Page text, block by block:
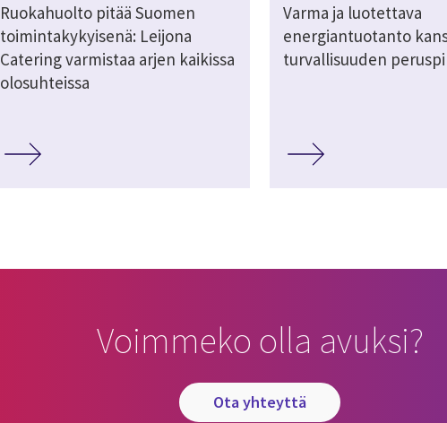
Ruokahuolto pitää Suomen
toimintakykyisenä: Leijona
Catering varmistaa arjen kaikissa
olosuhteissa
Varma ja luotettava
energiantuotanto
turvallisuuden
Voimmeko olla avuksi?
ota yhteyttä